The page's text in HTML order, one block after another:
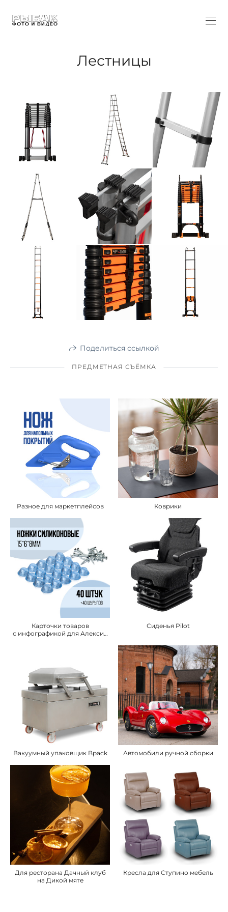
Лестницы
Поделиться ссылкой
ПРЕДМЕТНАЯ СЪЁМКА
Разное для маркетплейсов Коврики
Карточки товаров
с инфографикой для Алексин
Сиденья Pilot
Вакуумный упаковщик Bpack Автомобили ручной сборки
Для ресторана Дачный клуб
на Дикой мяте
Кресла для Ступино мебель